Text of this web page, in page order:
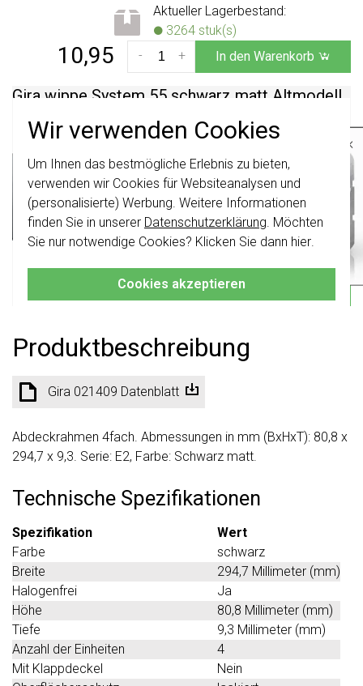
Wir verwenden Cookies
Um Ihnen das bestmögliche Erlebnis zu bieten,
verwenden wir Cookies für Websiteanalysen und
(personalisierte) Werbung. Weitere Informationen
finden Sie in unserer Datenschutzerklärung . Möchten
Sie nur notwendige Cookies? Klicken Sie dann hier
Cookies akzeptieren
Aktueller Lagerbestand:
3264 stuk(s)
10,95 +
- In den Warenkorb
Gira wippe System 55 schwarz matt Altmodell
Abdeckung/Bedienelement für
Installationsschalterprogramme System
55 schwarz...Weitere Informationen »
Voraussichtliche Lieferzeit:
1-2 Wochen
Aktueller Lagerbestand:
+
- In den Warenkorb
Produktbeschreibung
Gira 021409 Datenblatt
Abdeckrahmen 4fach. Abmessungen in mm (BxHxT): 80,8 x
294,7 x 9,3. Serie: E2, Farbe: Schwarz matt.
Technische Spezifikationen
Spezifikation
Wert
Farbe
schwarz
Breite
294,7 Millimeter (mm)
Halogenfrei
Ja
Höhe
80,8 Millimeter (mm)
Tiefe
9,3 Millimeter (mm)
Anzahl der Einheiten
4
Mit Klappdeckel
Nein
×
Wichtig: Gira Schalter und
Schalterwippen wurden erneuert. Sie sind
2024 kombinierbar.
Klicken Sie hier
für weitere Informationen,
damit Sie immer das Richtige bestellen.